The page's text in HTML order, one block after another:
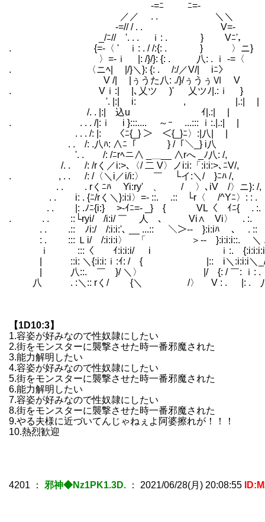
-=ﾆ ￣￣ ﾆ=-
／／ . . ＼＼
-=// / . . V=-
_/ﾆ// '. . . ｉ: . } Vﾆ'，
. {=-〈 ' ｉ: . / /:{: . } 〉ニ}
〉=-ｉ |: /}/}: {: . 八: . ｉ -=〈
. 〈ニﾍ| |/}＼}: {: . /:/／V/| iﾆ〉
V /| |ぅうた八: ./}/ぅうぅⅥ V 【狙
. Vｉ:| |､乂ツ )' 乂ツﾉ|.:ｉ }
'. |:| i: , |.:| |
/. . |:| 込u ｲ|.:| | 【今まで一番影薄
. . . . /|:ｉ i }:::.... ～ｰ ...::: ｉ:.|.:| |
. . . /: |: 〈ﾆ{_} ＞ ＜{_}ﾆ〉:|八| |
. . /: .八ﾊ: ∧ﾆ「￣ ￣￣} /「＼_} i八 【
'. . /: /ﾆrﾍニ∧ _＿__ ∧rへ _ﾉ八: /,
/. . /: /rく／i:>､〈/ 二 V〉ノi:i:「:i:i:>､ﾆV/,
. , . . /: /〈＼i／i/i:〉 ￣ └イ:＼/ }ﾆﾊ /,
. . . rくﾆﾊ Yi:ry' 、 / 〉､iV /〉ニ}: /,
. . i: . {ﾆ/rく＼}:i:i〉=- ::. .:: └r〈 /^Yﾆ〉: : .
. . |: .ﾉﾆ{i:} >‐ｲﾆ=- _} { VL〈 ｲﾆ{ . :.
. . . ::└ryi/ /i:i/ ￣ 人 ､ Vi∧ Vi〉 . :.
. . .:: ﾉi:/ /:i:i:'､ __ ...:: ＼＞-- }:i:iﾊ ､ . ::
: . ::: Ｌi/ /:i:i:i〉 「 ＞-- }:i:i:i::. ＼ .
ｉ :::〈 ｲ:i:i:i/ i ｉ:.
| ::i: ＼{:i:i:ｉ:ｲ: / { |:: i＼:i:i:i＼_/ .
| 八::. ￣ }/ ＼〉 |/ {: / ￣: ｉ:
八 . :＼:: rく/ {＼ /〉 V : . |: .
【1D10:3】
1.容姿が好みなので性奴隷にしたい
2.街をモンスターに襲撃させた時一番邪魔された
3.能力解明したい
4.容姿が好みなので性奴隷にしたい
5.街をモンスターに襲撃させた時一番邪魔された
6.能力解明したい
7.容姿が好みなので性奴隷にしたい
8.街をモンスターに襲撃させた時一番邪魔された
9.やる夫様に近づいてんじゃねぇよ阿婆擦れが！！！
10.熱烈歓迎
4201 ： 邪神◆Nz1PK1.3D. ： 2021/06/28(月) 20:08:55